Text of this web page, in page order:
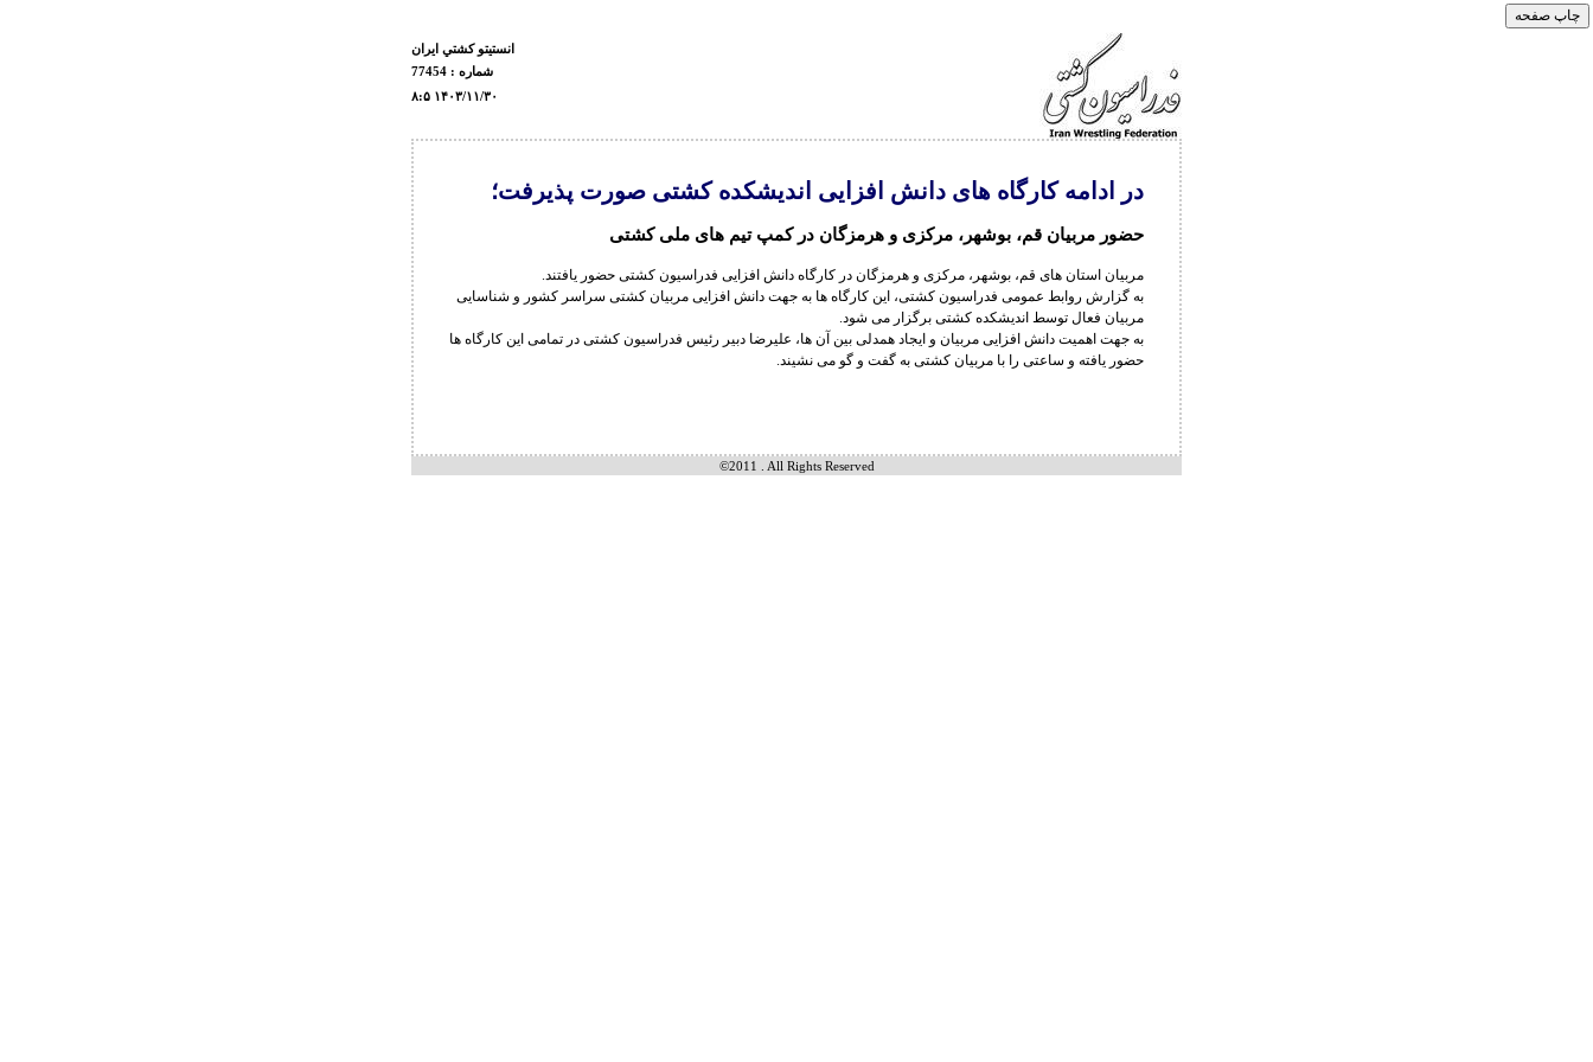
انستيتو كشتي ايران
شماره : 77454
۸:۵ ۱۴۰۳/۱۱/۳۰
در ادامه کارگاه های دانش افزایی اندیشکده کشتی صورت پذیرفت؛
حضور مربیان قم، بوشهر، مرکزی و هرمزگان در کمپ تیم های ملی کشتی
مربیان استان های قم، بوشهر، مرکزی و هرمزگان در کارگاه دانش افزایی فدراسیون کشتی حضور یافتند.
به گزارش روابط عمومی فدراسیون کشتی، این کارگاه ها به جهت دانش افزایی مربیان کشتی سراسر کشور و شناسایی
مربیان فعال توسط اندیشکده کشتی برگزار می شود.
به جهت اهمیت دانش افزایی مربیان و ایجاد همدلی بین آن ها، علیرضا دبیر رئیس فدراسیون کشتی در تمامی این کارگاه ها
حضور یافته و ساعتی را با مربیان کشتی به گفت و گو می نشیند.
©2011 . All Rights Reserved